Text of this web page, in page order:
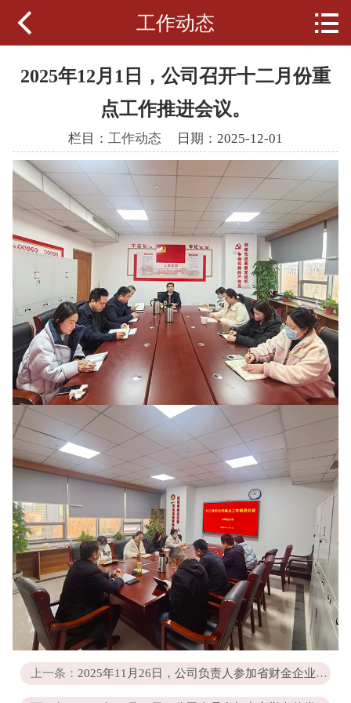
新闻动态
经营范围
党群工作
通知公告
人力资源
政策法规
 工作动态 
2025年12月1日，公司召开十二月份重
点工作推进会议。
栏目： 工作动态 日期：2025-12-01
上一条： 2025年11月26日，公司负责人参加省财金企业联盟年会